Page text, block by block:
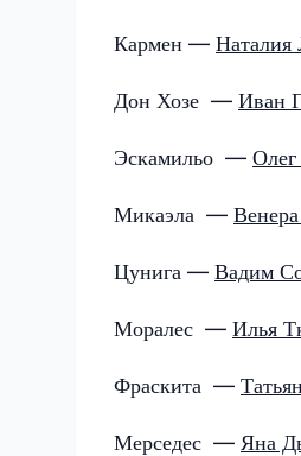
Кармен — Наталия
Дон Хозе — Иван
Эскамильо —
Микаэла —
Цунига — Вадим
Моралес — Илья
Фраскита —
Мерседес — Яна